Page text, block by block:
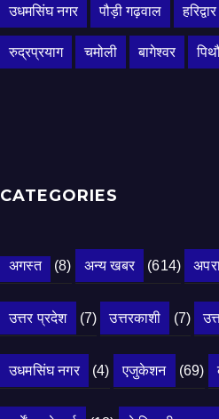
उधमसिंघ नगर पौड़ी गढ़वाल हरिद्वार
रुद्रप्रयाग चमोली बागेश्वर
CATEGORIES
अगस्त (8) अन्य खबर (614)
उत्तर प्रदेश (7) उत्तरकाशी (7)
उधमसिंघ नगर (4) एजुकेशन (69)